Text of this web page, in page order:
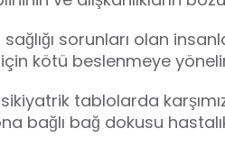
sorunları olan
kötü beslenmeye
tablolarda
bağlı bağ dokusu